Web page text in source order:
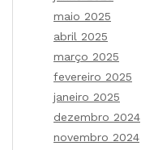
maio 2025
abril 2025
março 2025
fevereiro 2025
janeiro 2025
dezembro 2024
novembro 2024